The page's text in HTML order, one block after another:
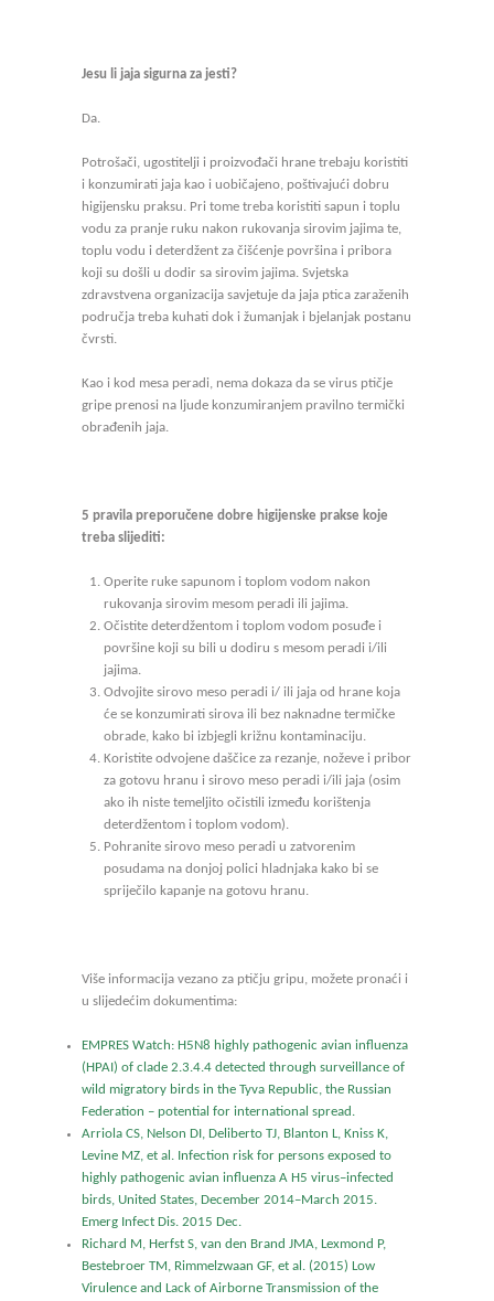
Jesu li jaja sigurna za jesti?
Da.
Potrošači, ugostitelji i proizvođači hrane trebaju koristiti
i konzumirati jaja kao i uobičajeno, poštivajući dobru
higijensku praksu. Pri tome treba koristiti sapun i toplu
vodu za pranje ruku nakon rukovanja sirovim jajima te,
toplu vodu i deterdžent za čišćenje površina i pribora
koji su došli u dodir sa sirovim jajima. Svjetska
zdravstvena organizacija savjetuje da jaja ptica zaraženih
područja treba kuhati dok i žumanjak i bjelanjak postanu
čvrsti.
Kao i kod mesa peradi, nema dokaza da se virus ptičje
gripe prenosi na ljude konzumiranjem pravilno termički
obrađenih jaja.
5 pravila preporučene dobre higijenske prakse koje
treba slijediti:
Operite ruke sapunom i toplom vodom nakon
rukovanja sirovim mesom peradi ili jajima.
Očistite deterdžentom i toplom vodom posuđe i
površine koji su bili u dodiru s mesom peradi i/ili
jajima.
Odvojite sirovo meso peradi i/ ili jaja od hrane koja
će se konzumirati sirova ili bez naknadne termičke
obrade, kako bi izbjegli križnu kontaminaciju.
Koristite odvojene daščice za rezanje, noževe i pribor
za gotovu hranu i sirovo meso peradi i/ili jaja (osim
ako ih niste temeljito očistili između korištenja
deterdžentom i toplom vodom).
Pohranite sirovo meso peradi u zatvorenim
posudama na donjoj polici hladnjaka kako bi se
spriječilo kapanje na gotovu hranu.
Više informacija vezano za ptičju gripu, možete pronaći i
u slijedećim dokumentima:
EMPRES Watch: H5N8 highly pathogenic avian influenza
(HPAI) of clade 2.3.4.4 detected through surveillance of
wild migratory birds in the Tyva Republic, the Russian
Federation – potential for international spread.
Arriola CS, Nelson DI, Deliberto TJ, Blanton L, Kniss K,
Levine MZ, et al. Infection risk for persons exposed to
highly pathogenic avian influenza A H5 virus–infected
birds, United States, December 2014–March 2015.
Emerg Infect Dis. 2015 Dec.
Richard M, Herfst S, van den Brand JMA, Lexmond P,
Bestebroer TM, Rimmelzwaan GF, et al. (2015) Low
Virulence and Lack of Airborne Transmission of the